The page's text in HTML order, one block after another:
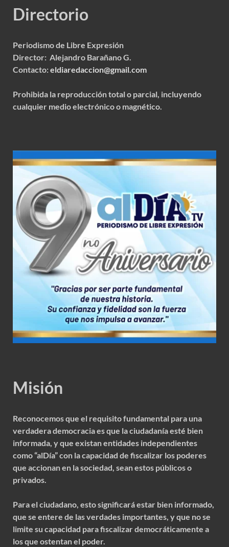
Directorio
Periodismo de Libre Expresión
Director: Alejandro Barañano G.
Contacto:eldiaredaccion@gmail.com
Prohibida la reproducción total o parcial, incluyendo
cualquier medio electrónico o magnético.
Misión
Reconocemos que el requisito fundamental para una
verdadera democracia es que la ciudadanía esté bien
informada, y que existan entidades independientes
como “alDía” con la capacidad de fiscalizar los poderes
que accionan en la sociedad, sean estos públicos o
privados.
Para el ciudadano, esto significará estar bien informado,
que se entere de las verdades importantes, y que no se
limite su capacidad para fiscalizar democráticamente a
los que ostentan el poder.